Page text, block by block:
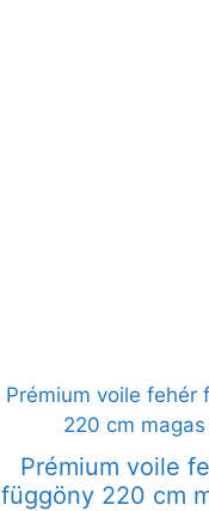
Prémium voile
függöny 220 cm